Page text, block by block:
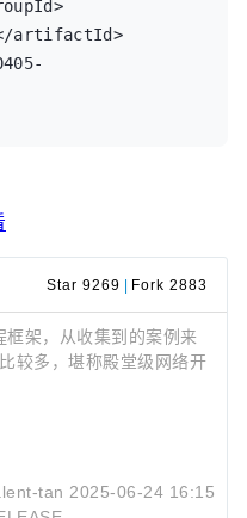
artifactId>
Star 9269 Fork 2883
架，从收集到的案例来
较多，堪称殿堂级网络开
tan 2025-06-24 16:15